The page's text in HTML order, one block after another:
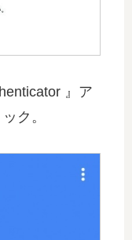
』ア
ク。